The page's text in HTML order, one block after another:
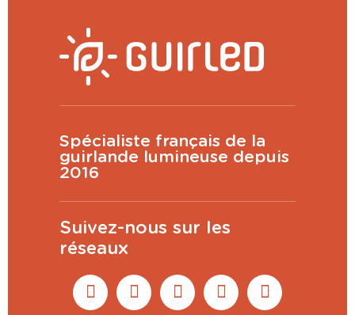
Spécialiste français de la
guirlande lumineuse depuis
2016
Suivez-nous sur les
réseaux